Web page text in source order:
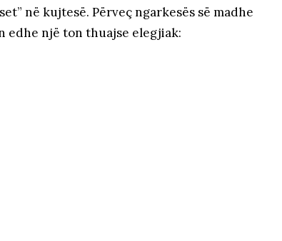
në kujtesë. Përveç ngarkesës së madhe
edhe një ton thuajse elegjiak: